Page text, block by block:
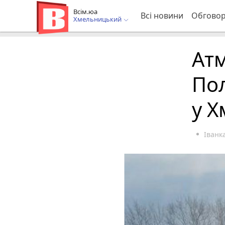
Всім.юа
Хмельницький
Всі новини
у